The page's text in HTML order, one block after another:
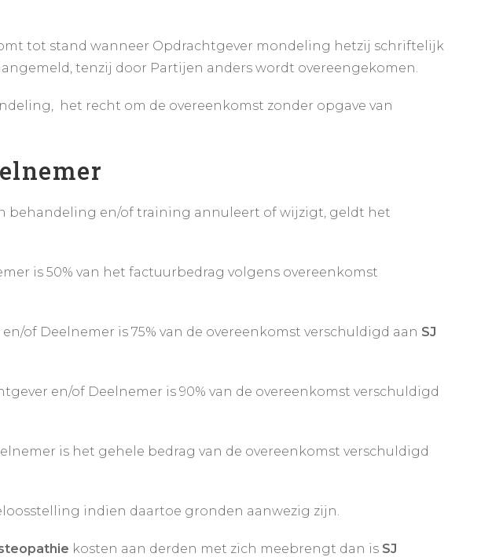
tot stand wanneer Opdrachtgever mondeling hetzij schriftelijk
tenzij door Partijen anders wordt overeengekomen.
het recht om de overeenkomst zonder opgave van
behandeling en/of training annuleert of wijzigt, geldt het
is 50% van het factuurbedrag volgens overeenkomst
Deelnemer is 75% van de overeenkomst verschuldigd aan SJ
en/of Deelnemer is 90% van de overeenkomst verschuldigd
is het gehele bedrag van de overeenkomst verschuldigd
indien daartoe gronden aanwezig zijn.
kosten aan derden met zich meebrengt dan is SJ